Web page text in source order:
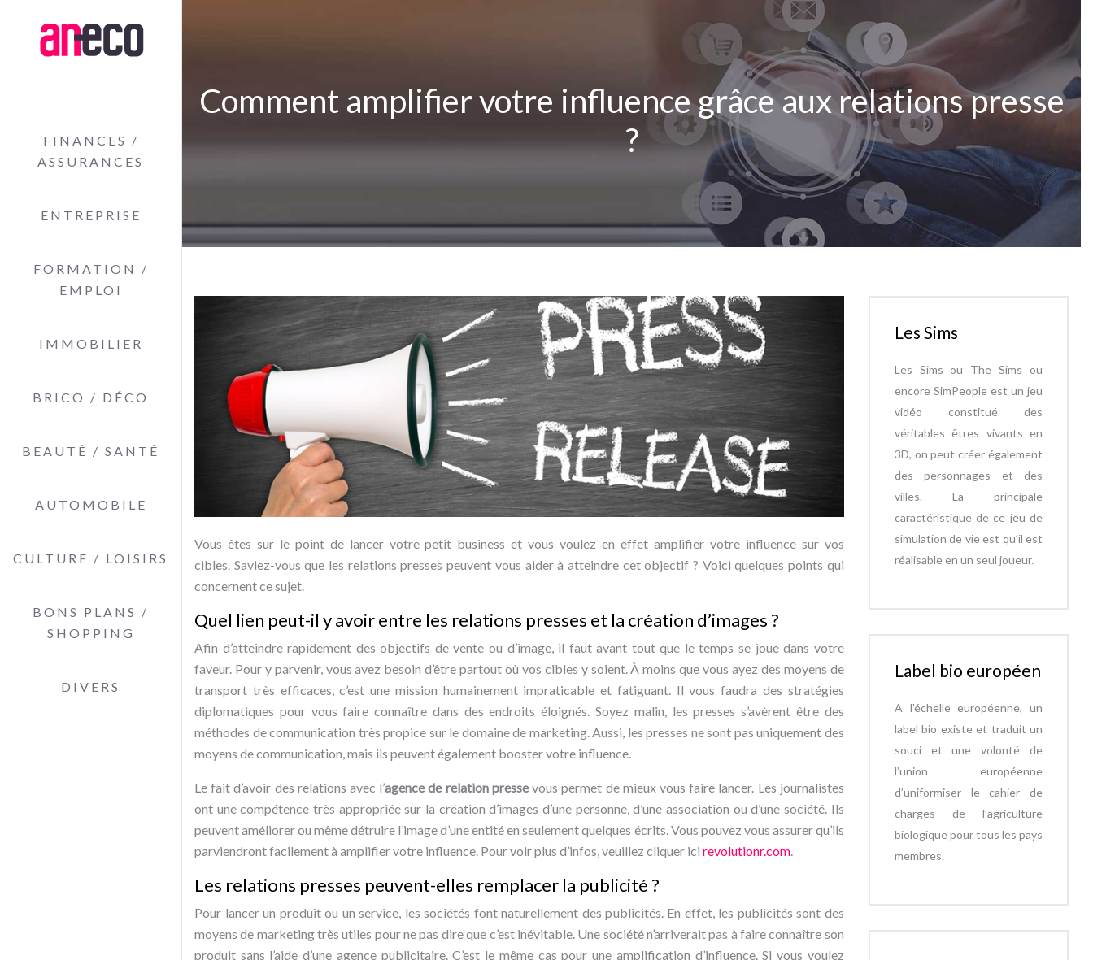
FINANCES /
ASSURANCES
ENTREPRISE
FORMATION /
EMPLOI
IMMOBILIER
BRICO / DÉCO
BEAUTÉ / SANTÉ
AUTOMOBILE
CULTURE / LOISIRS
BONS PLANS /
SHOPPING
DIVERS
Comment amplifier votre influence grâce aux relations presse
?
Vous êtes sur le point de lancer votre petit business et vous voulez en effet amplifier votre influence sur vos
cibles. Saviez-vous que les relations presses peuvent vous aider à atteindre cet objectif ? Voici quelques points qui
concernent ce sujet.
Quel lien peut-il y avoir entre les relations presses et la création d’images ?
Afin d’atteindre rapidement des objectifs de vente ou d’image, il faut avant tout que le temps se joue dans votre
faveur. Pour y parvenir, vous avez besoin d’être partout où vos cibles y soient. À moins que vous ayez des moyens de
transport très efficaces, c’est une mission humainement impraticable et fatiguant. Il vous faudra des stratégies
diplomatiques pour vous faire connaître dans des endroits éloignés. Soyez malin, les presses s’avèrent être des
méthodes de communication très propice sur le domaine de marketing. Aussi, les presses ne sont pas uniquement des
moyens de communication, mais ils peuvent également booster votre influence.
Le fait d’avoir des relations avec l’agence de relation pressevous permet de mieux vous faire lancer. Les journalistes
ont une compétence très appropriée sur la création d’images d’une personne, d’une association ou d’une société. Ils
peuvent améliorer ou même détruire l’image d’une entité en seulement quelques écrits. Vous pouvez vous assurer qu’ils
parviendront facilement à amplifier votre influence. Pour voir plus d’infos, veuillez cliquer ici revolutionr.com.
Les relations presses peuvent-elles remplacer la publicité ?
Pour lancer un produit ou un service, les sociétés font naturellement des publicités. En effet, les publicités sont des
moyens de marketing très utiles pour ne pas dire que c’est inévitable. Une société n’arriverait pas à faire connaître son
produit sans l’aide d’une agence publicitaire. C’est le même cas pour une amplification d’influence. Si vous voulez
Les Sims
Les Sims ou The Sims ou
encore SimPeople est un jeu
vidéo constitué des
véritables êtres vivants en
3D, on peut créer également
des personnages et des
villes. La principale
caractéristique de ce jeu de
simulation de vie est qu’il est
réalisable en un seul joueur.
Label bio européen
A l’échelle européenne, un
label bio existe et traduit un
souci et une volonté de
l’union européenne
d’uniformiser le cahier de
charges de l’agriculture
biologique pour tous les pays
membres.